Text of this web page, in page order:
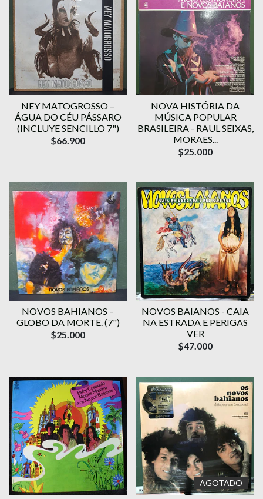
NEY MATOGROSSO –
ÁGUA DO CÉU PÁSSARO
(INCLUYE SENCILLO 7")
$66.900
NOVA HISTÓRIA DA
MÚSICA POPULAR
BRASILEIRA - RAUL SEIXAS,
MORAES...
$25.000
NOVOS BAHIANOS –
GLOBO DA MORTE. (7")
$25.000
NOVOS BAIANOS - CAIA
NA ESTRADA E PERIGAS
VER
$47.000
AGOTADO